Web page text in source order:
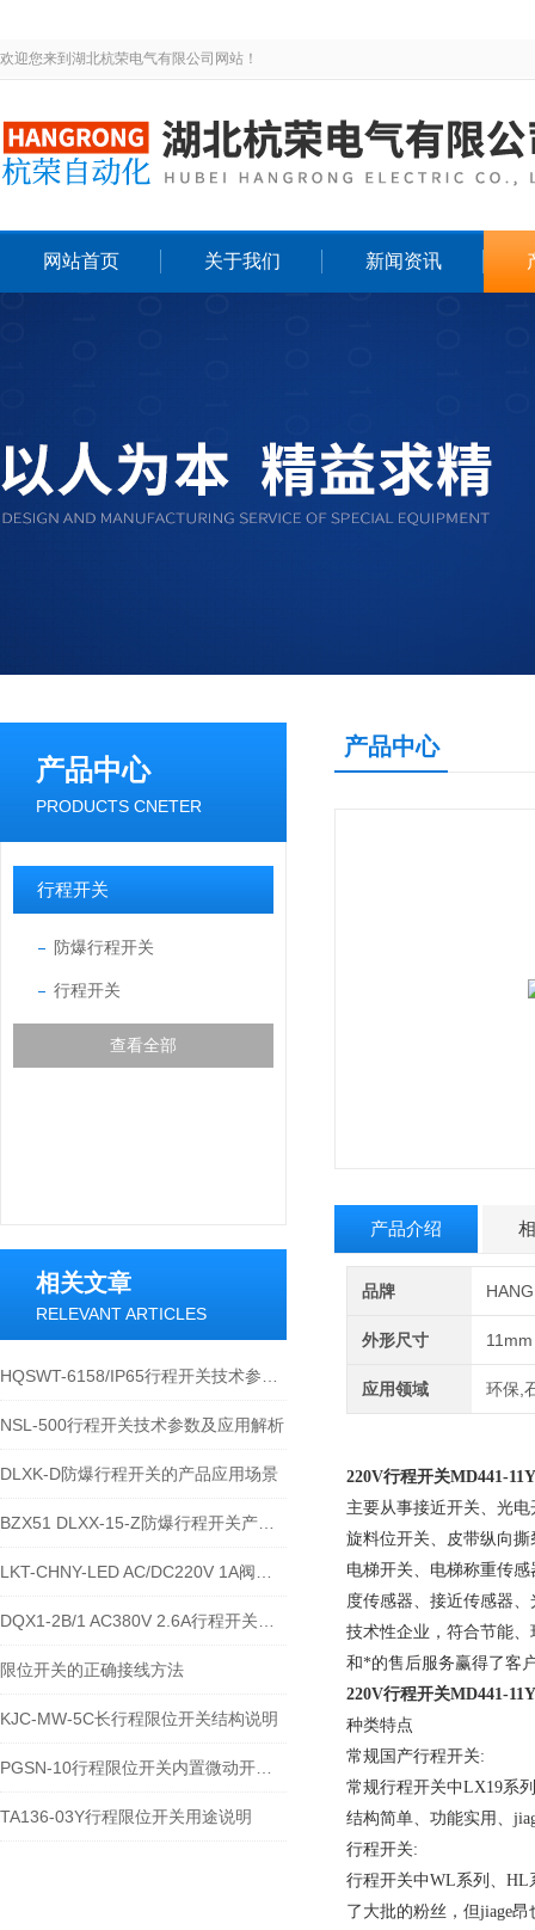
欢迎您来到湖北杭荣电气有限公司网站！
网站首页 关于我们 新闻资讯
产品中心
PRODUCTS CNETER
行程开关
防爆行程开关
行程开关
查看全部
相关文章
RELEVANT ARTICLES
NSL-500行程开关技术参数及应用解析
DLXK-D防爆行程开关的产品应用场景
限位开关的正确接线方法
KJC-MW-5C长行程限位开关结构说明
TA136-03Y行程限位开关用途说明
产品中心
产品介绍
品牌
外形尺寸 11mm
应用领域 环保,
220V行程开关MD441-
主要从事接近开关、光
旋料位开关、皮带纵向
电梯开关、电梯称重传
度传感器、接近传感器
技术性企业，符合节能
和*的售后服务赢得了客
220V行程开关MD441-
种类特点
常规国产行程开关:
常规行程开关中LX19系
结构简单、功能实用、
行程开关:
行程开关中WL系列、HL
了大批的粉丝，但jiage